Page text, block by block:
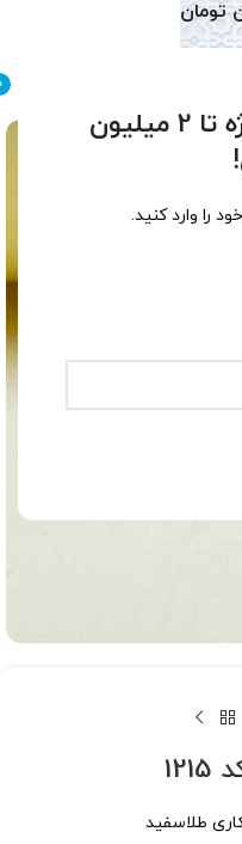
دریافت تخفیف ویژه تا 2 میلیون
را وارد کنید.